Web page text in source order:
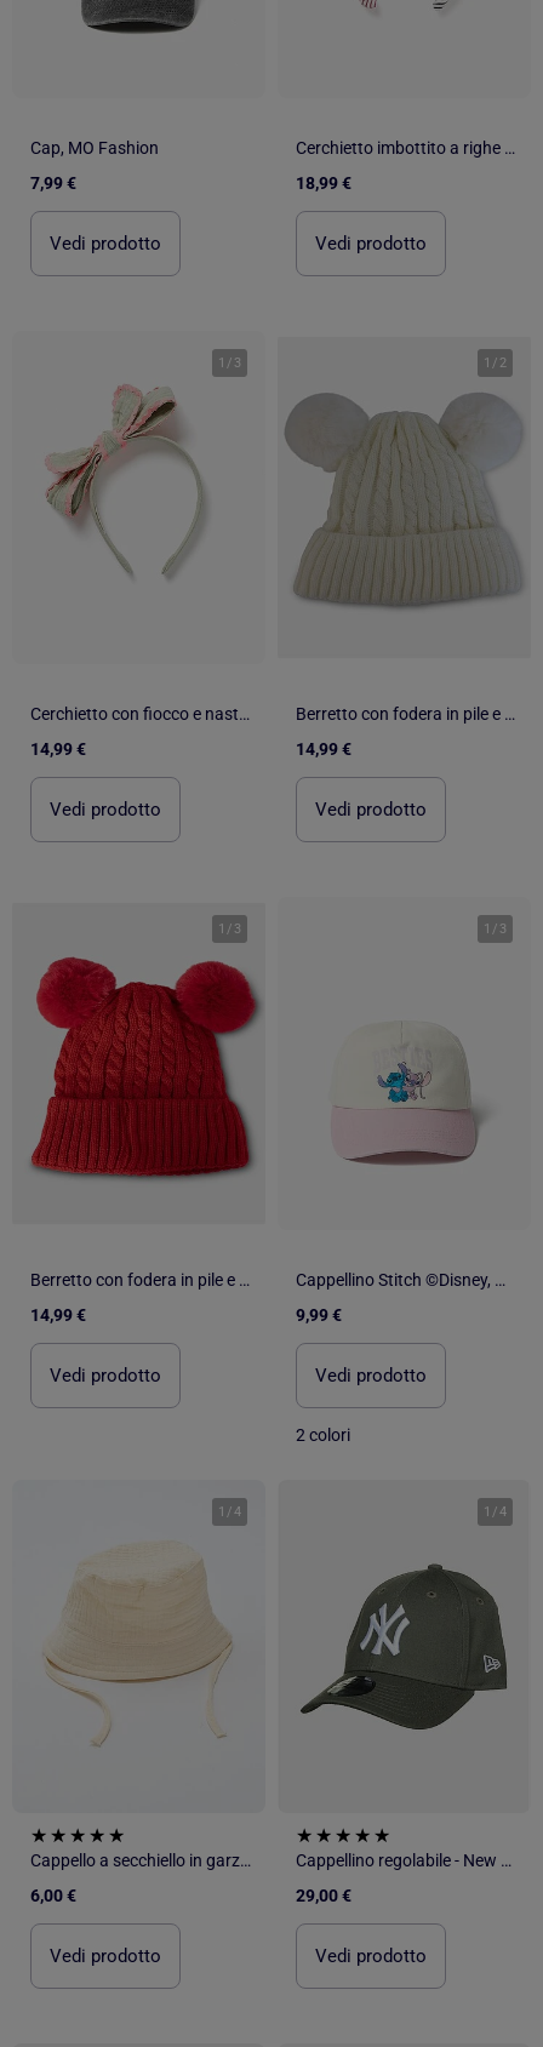
Cap, MO Fashion
7,99 €
Vedi prodotto
Cerchietto imbottito a righe You&Me
18,99 €
Vedi prodotto
1 / 3
Cerchietto con fiocco e nastro ric rac
14,99 €
Vedi prodotto
1 / 2
Berretto con fodera in pile e pompon Kebello
14,99 €
Vedi prodotto
1 / 3
Berretto con fodera in pile e pompon Kebello
14,99 €
Vedi prodotto
1 / 3
Cappellino Stitch ©Disney, MO Fashion
9,99 €
Vedi prodotto
2 colori
1 /4
Cappello a secchiello in garza di cotone
6,00 €
Vedi prodotto
1 /4
Cappellino regolabile - New Era
29,00 €
Vedi prodotto